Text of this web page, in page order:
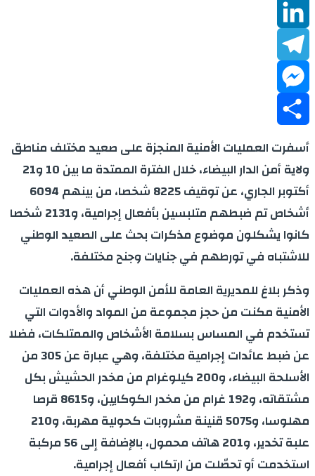
WhatsApp
LinkedIn
Telegram
Messenger
Share
أسفرت العمليات الأمنية المنجزة على صعيد مختلف مناطق
ولاية أمن الدار البيضاء، خلال الفترة الممتدة ما بين 10 و21
أكتوبر الجاري، عن توقيف 8225 شخصا، من بينهم 6094
أشخاص تم ضبطهم متلبسين بأفعال إجرامية، و2131 شخصا
كانوا يشكلون موضوع مذكرات بحث على الصعيد الوطني
للاشتباه في تورطهم في جنايات وجنح مختلفة.
وذكر بلاغ للمديرية العامة للأمن الوطني أن هذه العمليات
الأمنية مكنت من حجز مجموعة من المواد والأدوات التي
تستخدم في المساس بسلامة الأشخاص والممتلكات، فضلا
عن ضبط عائدات إجرامية مختلفة، وهي عبارة عن 305 من
الأسلحة البيضاء، و200 كيلوغرام من مخدر الحشيش بكل
مشتقاته، و192 غرام من مخدر الكوكايين، و8615 قرصا
مهلوسا، و5075 قنينة مشروبات كحولية مهربة، و210
علبة تخدير، و201 هاتف محمول، بالإضافة إلى 56 مركبة
استخدمت أو تحصّلت من ارتكاب أفعال إجرامية.